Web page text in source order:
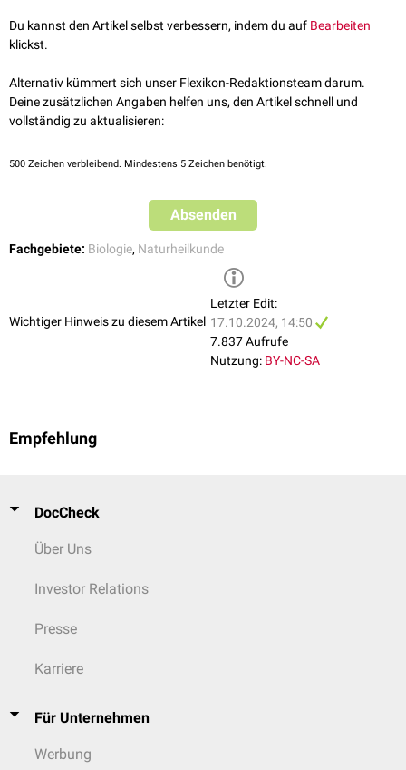
Gefäßpflanzen sind Bäume.
Du kannst den Artikel selbst verbessern, indem du auf Bearbeiten
klickst.
Alternativ kümmert sich unser Flexikon-Redaktionsteam darum.
Deine zusätzlichen Angaben helfen uns, den Artikel schnell und
vollständig zu aktualisieren:
500 Zeichen verbleibend. Mindestens 5 Zeichen benötigt.
Absenden
Fachgebiete: Biologie, Naturheilkunde
Wichtiger Hinweis zu diesem Artikel
Letzter Edit:
17.10.2024, 14:50
7.837 Aufrufe
Nutzung: BY-NC-SA
Empfehlung
DocCheck
Über Uns
Investor Relations
Presse
Karriere
Für Unternehmen
Werbung